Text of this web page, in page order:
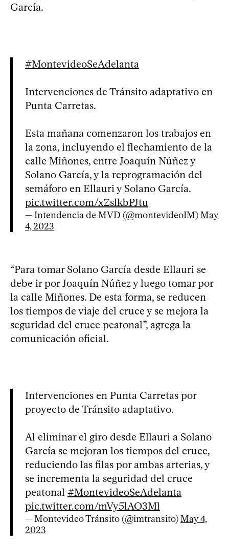
García.
#MontevideoSeAdelanta
Intervenciones de Tránsito adaptativo en
Punta Carretas.
Esta mañana comenzaron los trabajos en
la zona, incluyendo el flechamiento de la
calle Miñones, entre Joaquín Núñez y
Solano García, y la reprogramación del
semáforo en Ellauri y Solano García.
pic.twitter.com/xZslkbPJtu
— Intendencia de MVD (@montevideoIM)May
4, 2023
“Para tomar Solano García desde Ellauri se
debe ir por Joaquín Núñez y luego tomar por
la calle Miñones. De esta forma, se reducen
los tiempos de viaje del cruce y se mejora la
seguridad del cruce peatonal”, agrega la
comunicación oficial.
Intervenciones en Punta Carretas por
proyecto de Tránsito adaptativo.
Al eliminar el giro desde Ellauri a Solano
García se mejoran los tiempos del cruce,
reduciendo las filas por ambas arterias, y
se incrementa la seguridad del cruce
peatonal #MontevideoSeAdelanta
pic.twitter.com/mVy5lAO3Ml
— Montevideo Tránsito (@imtransito)May 4,
2023